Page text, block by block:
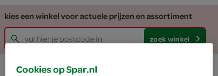
kies een winkel voor actuele prijzen en assortiment
zoek winkel
Cookies op Spar.nl